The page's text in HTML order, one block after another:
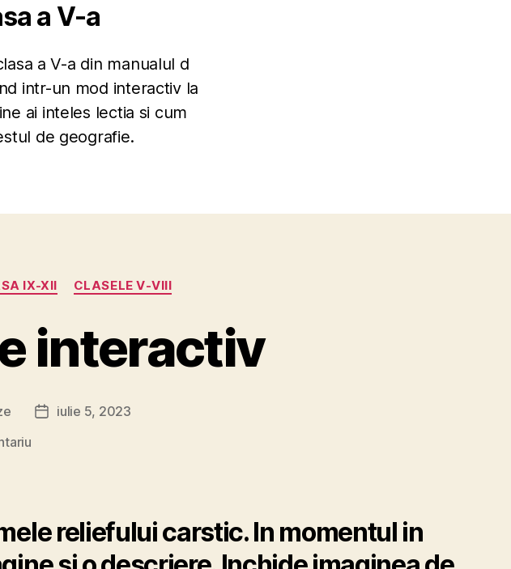
a V-a
a V-a din manualul d
intr-un mod interactiv la
ai inteles lectia si cum
de geografie.
IX-XII CLASELE V-VIII
interactiv
Datăiulie 5, 2023
la
reliefului carstic. In momentul in